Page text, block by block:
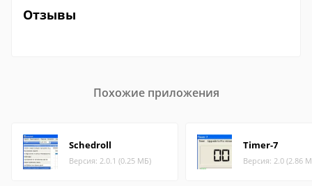
Отзывы
Похожие приложения
Schedroll
Версия: 2.0.1 (0.25 МБ)
Timer-7
Версия: 2.0 (2.86